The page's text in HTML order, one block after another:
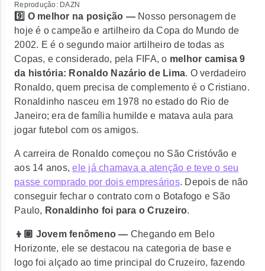
Reprodução: DAZN
9️⃣ O melhor na posição —Nosso personagem de
hoje é o campeão e artilheiro da Copa do Mundo de
2002. E é o segundo maior artilheiro de todas as
Copas, e considerado, pela FIFA, o melhor camisa 9
da história: Ronaldo Nazário de Lima. O verdadeiro
Ronaldo, quem precisa de complemento é o Cristiano.
Ronaldinho nasceu em 1978 no estado do Rio de
Janeiro; era de família humilde e matava aula para
jogar futebol com os amigos.
A carreira de Ronaldo começou no São Cristóvão e
aos 14 anos,ele já chamava a atenção e teve o seu
passe comprado por dois empresários. Depois de não
conseguir fechar o contrato com o Botafogo e São
Paulo, Ronaldinho foi para o Cruzeiro.
👦🏽 Jovem fenômeno — Chegando em Belo
Horizonte, ele se destacou na categoria de base e
logo foi alçado ao time principal do Cruzeiro, fazendo